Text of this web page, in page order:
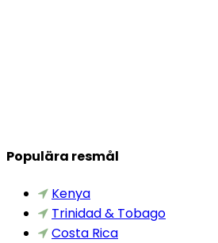
Populära resmål
Kenya
Trinidad & Tobago
Costa Rica